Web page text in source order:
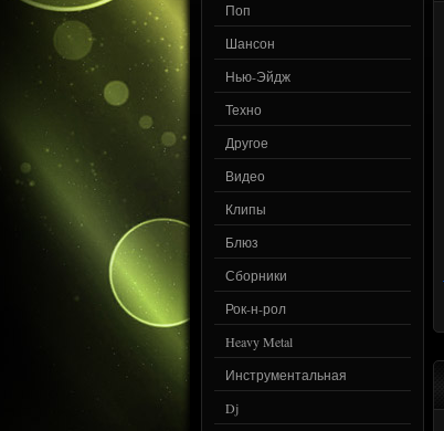
Поп
Шансон
Нью-Эйдж
Техно
Другое
Видео
Клипы
Блюз
Сборники
Рок-н-рол
Heavy Metal
Инструментальная
Dj